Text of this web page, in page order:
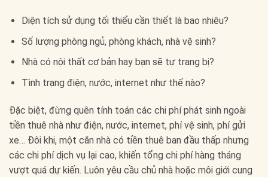
Diện tích sử dụng tối thiểu cần thiết là bao nhiêu?
Số lượng phòng ngủ, phòng khách, nhà vệ sinh?
Nhà có nội thất cơ bản hay bạn sẽ tự trang bị?
Tình trạng điện, nước, internet như thế nào?
Đặc biệt, đừng quên tính toán các chi phí phát sinh ngoài
tiền thuê nhà như điện, nước, internet, phí vệ sinh, phí gửi
xe… Đôi khi, một căn nhà có tiền thuê ban đầu thấp nhưng
các chi phí dịch vụ lại cao, khiến tổng chi phí hàng tháng
vượt quá dự kiến. Luôn yêu cầu chủ nhà hoặc môi giới cung